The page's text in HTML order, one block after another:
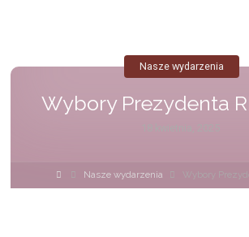
Wybory Prezydenta
Nasze wydarzenia
Strona
główna
Nasze wydarzenia Wybory